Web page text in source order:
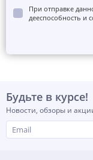
При отправке
дееспособность и
Будьте в курсе!
Новости, обзоры и